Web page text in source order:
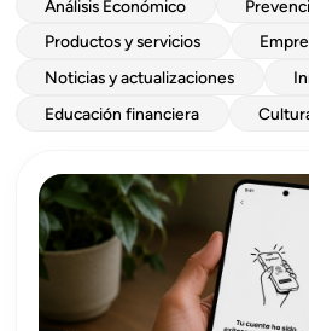
Análisis Económico
Productos y servicios
Noticias y actualizaciones
Educación financiera